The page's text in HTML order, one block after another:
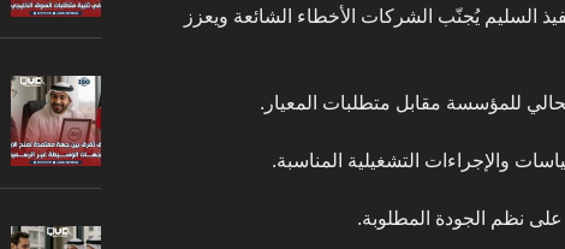
السليم يُجنّب الشركات الأخطاء الشائعة ويعزز
للمؤسسة مقابل متطلبات المعيار.
والإجراءات التشغيلية المناسبة.
على نظم الجودة المطلوبة.